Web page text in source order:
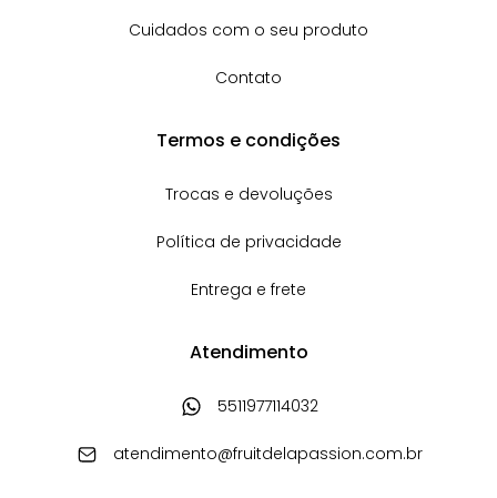
Cuidados com o seu produto
Contato
Termos e condições
Trocas e devoluções
Política de privacidade
Entrega e frete
Atendimento
5511977114032
atendimento@fruitdelapassion.com.br